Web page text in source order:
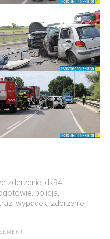
zderzenie, dk94,
, policja,
, wypadek, zderzenie